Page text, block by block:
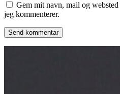
Gem mit navn, mail og
jeg kommenterer.